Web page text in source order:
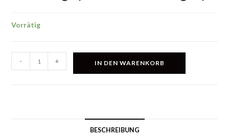
Vorrätig
Klappbarer
Rasierhobel
- + IN DEN WARENKORB
BESCHREIBUNG